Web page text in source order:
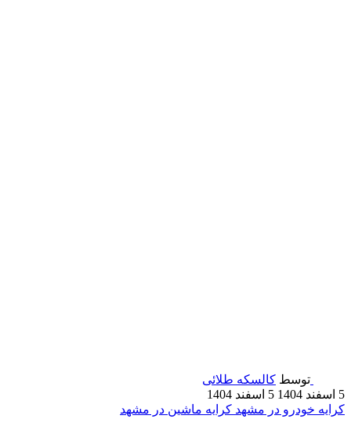
توسط کالسکه طلائی
5 اسفند 1404
5 اسفند 1404
کرایه خودرو در مشهد کرایه ماشین در مشهد